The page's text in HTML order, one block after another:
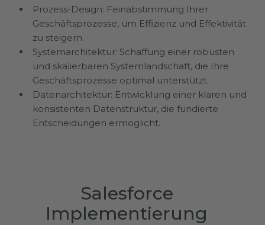
Prozess-Design: Feinabstimmung Ihrer
Geschäftsprozesse, um Effizienz und Effektivität
zu steigern.
Systemarchitektur: Schaffung einer robusten
und skalierbaren Systemlandschaft, die Ihre
Geschäftsprozesse optimal unterstützt.
Datenarchitektur: Entwicklung einer klaren und
konsistenten Datenstruktur, die fundierte
Entscheidungen ermöglicht.
Salesforce
Implementierung